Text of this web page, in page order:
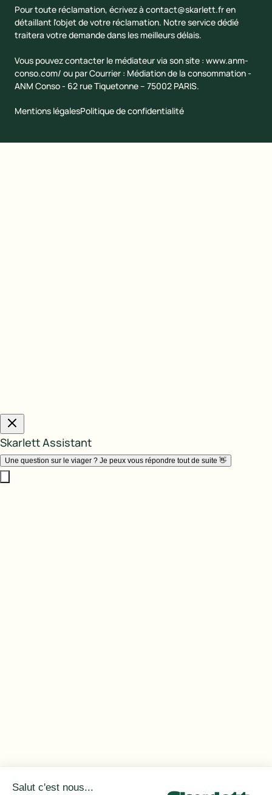
Pour toute réclamation, écrivez à contact@skarlett.fren
détaillant l'objet de votre réclamation. Notre service dédié
traitera votre demande dans les meilleurs délais.
Vous pouvez contacter le médiateur via son site : www.anm-
conso.com/ ou par Courrier : Médiation de la consommation -
ANM Conso - 62 rue Tiquetonne – 75002 PARIS.
Mentions légalesPolitique de confidentialité